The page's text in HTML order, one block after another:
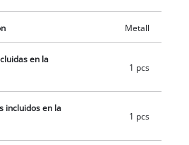
gracias a la iluminación LED
del taladro atornillador con
El portabrocas del taladro
de forma práctica las brocas
atornillador a batería se
PXC de 2,0 Ah y un cargador
E-Box. También se incluye un
Metall
en la
1 pcs
incluidos en la
1 pcs